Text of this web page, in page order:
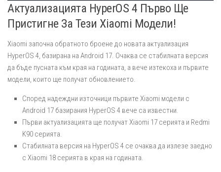
Актуализацията HyperOS 4 Първо Ще
Пристигне За Тези Xiaomi Модели!
Xiaomi започна обратното броене до новата актуализация
HyperOS 4, базирана на Android 17. Очаква се стабилната версия
да бъде пусната към края на годината, а вече изтекоха и първите
модели, които ще получат обновлението.
Според надеждни източници първите Xiaomi модели с
Android 17 базирания HyperOS 4 вече са известни.
Първи актуализацията ще получат Xiaomi 17 серията и Redmi
K90 серията.
Стабилната версия на HyperOS 4 се очаква да излезе заедно
с Xiaomi 18 серията в края на годината.